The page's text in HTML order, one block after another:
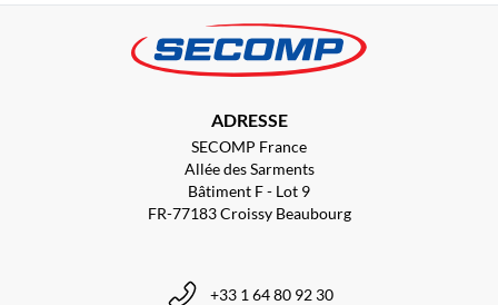
ADRESSE
SECOMP France
Allée des Sarments
Bâtiment F - Lot 9
FR-77183 Croissy Beaubourg
+33 1 64 80 92 30